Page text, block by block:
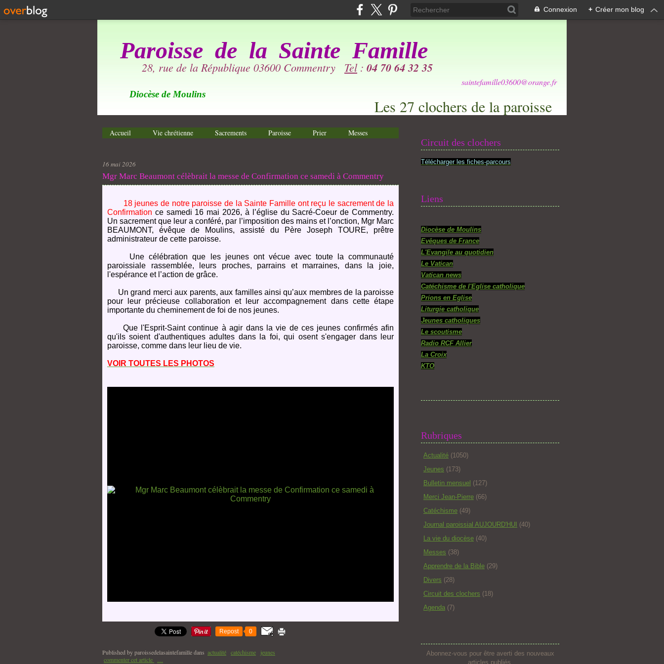
Connexion + Créer mon blog
Paroisse de la Sainte Famille
28, rue de la République 03600 Commentry Tel : 04 70 64 32 35
saintefamille03600@orange.fr
Diocèse de Moulins
Les 27 clochers de la paroisse
Accueil Vie chrétienne Sacrements Paroisse Prier Messes
16 mai 2026
Mgr Marc Beaumont célèbrait la messe de Confirmation ce samedi à Commentry
18 jeunes de notre paroisse de la Sainte Famille ont reçu le sacrement de la
Confirmation ce samedi 16 mai 2026, à l’église du Sacré-Coeur de Commentry.
Un sacrement que leur a conféré, par l’imposition des mains et l’onction, Mgr Marc
BEAUMONT, évêque de Moulins, assisté du Père Joseph TOURE, prêtre
administrateur de cette paroisse.
Une célébration que les jeunes ont vécue avec toute la communauté
paroissiale rassemblée, leurs proches, parrains et marraines, dans la joie,
l'espérance et l’action de grâce.
Un grand merci aux parents, aux familles ainsi qu’aux membres de la paroisse
pour leur précieuse collaboration et leur accompagnement dans cette étape
importante du cheminement de foi de nos jeunes.
Que l'Esprit-Saint continue à agir dans la vie de ces jeunes confirmés afin
qu'ils soient d'authentiques adultes dans la foi, qui osent s'engager dans leur
paroisse, comme dans leur lieu de vie.
VOIR TOUTES LES PHOTOS
Repost 0
Published by paroissedelasaintefamilledans actualité catéchisme
jeunes
commenter cet article
Circuit des clochers
Télécharger les fiches-parcours
Liens
Diocèse de Moulins
Evêques de France
L'Evangile au quotidien
Le Vatican
Vatican news
Catéchisme de l'Eglise catholique
Prions en Eglise
Liturgie catholique
Jeunes catholiques
Le scoutisme
Radio RCF Allier
La Croix
KTO
Rubriques
Actualité (1050)
Jeunes (173)
Bulletin mensuel (127)
Merci Jean-Pierre (66)
Catéchisme (49)
Journal paroissial AUJOURD'HUI (40)
La vie du diocèse (40)
Messes (38)
Apprendre de la Bible (29)
Divers (28)
Circuit des clochers (18)
Agenda (7)
Abonnez-vous pour être averti des nouveaux
articles publiés.